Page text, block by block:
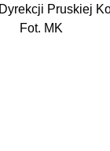
Pruskiej
Fot. MK